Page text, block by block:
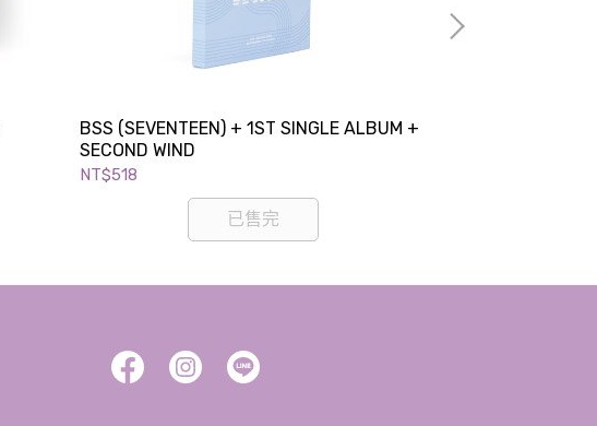
BSS (SEVENTEEN) + 1ST SINGLE ALBUM +
SECOND WIND
NT$518
已售完